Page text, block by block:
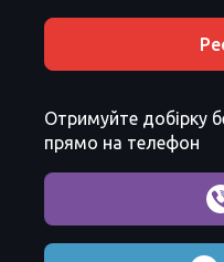
Отримуйте добірку
прямо на телефон